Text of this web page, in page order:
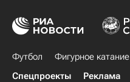
Футбол Фигурное катание
Спецпроекты
Реклама